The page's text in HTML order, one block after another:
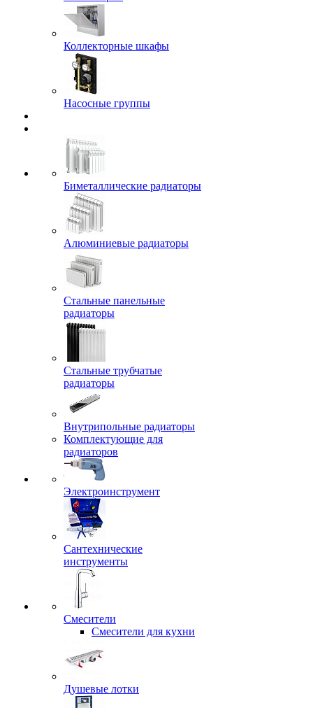
Коллекторные шкафы
Насосные группы
Биметаллические радиаторы
Алюминиевые радиаторы
Стальные панельные
радиаторы
Стальные трубчатые
радиаторы
Внутрипольные радиаторы
Комплектующие для
радиаторов
Электроинструмент
Сантехнические
инструменты
Смесители
Смесители для кухни
Душевые лотки